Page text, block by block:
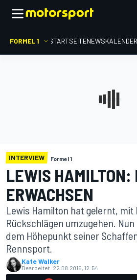
FORMEL 1 STARTSEITENEWSKALENDER
INTERVIEW Formel 1
LEWIS HAMILTON:
ERWACHSEN
Lewis Hamilton hat gelernt, mit
Rückschlägen umzugehen.
dem Höhepunkt seiner
Rennsport.
Kate Walker
Bearbeitet: 22.08.2016, 12:54